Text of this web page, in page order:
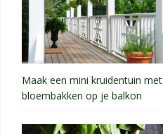
Maak een mini kruidentuin met
bloembakken op je balkon